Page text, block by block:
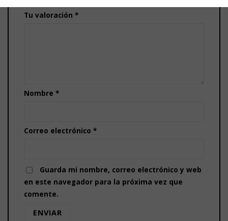
Tu valoración *
Nombre *
Correo electrónico *
Guarda mi nombre, correo electrónico y web
en este navegador para la próxima vez que
comente.